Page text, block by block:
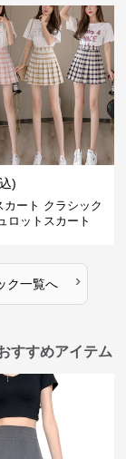
)
カート クラシック
ロットスカート
ク一覧へ ›
すすめアイテム